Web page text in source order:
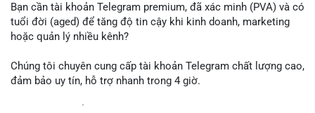
Bạn cần tài khoản Telegram premium, đã xác minh (PVA) và có
tuổi đời (aged) để tăng độ tin cậy khi kinh doanh, marketing
hoặc quản lý nhiều kênh?
Chúng tôi chuyên cung cấp tài khoản Telegram chất lượng cao,
đảm bảo uy tín, hỗ trợ nhanh trong 4 giờ.